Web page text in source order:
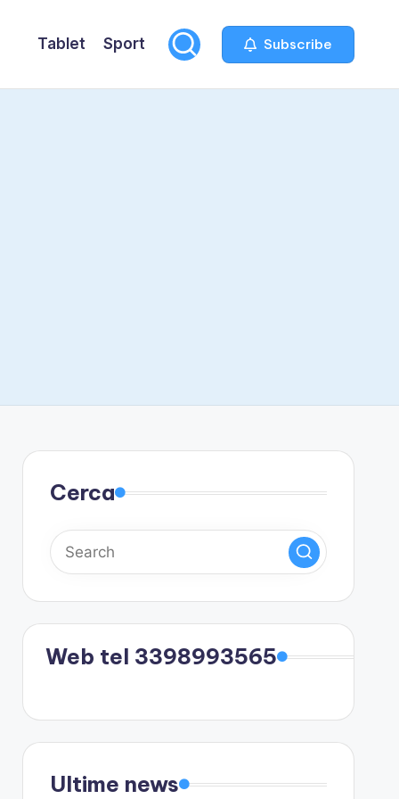
Tablet Sport Subscribe
Cerca
Web tel 3398993565
Ultime news